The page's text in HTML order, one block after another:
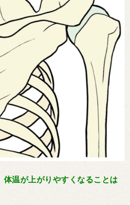
温が上がりやすくなることは